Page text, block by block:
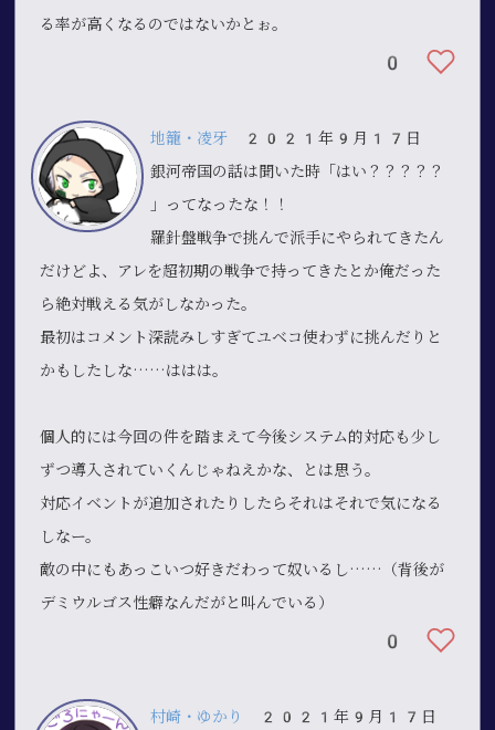
る率が高くなるのではないかとぉ。
0
地籠・凌牙 2021年9月17日
銀河帝国の話は聞いた時「はい ？？？？？
」
ってなったな！！
羅針盤戦争で挑んで派手にやられてきたん
だけどよ、アレを超初期の戦争で持ってきたとか俺だった
ら絶対戦える気がしなかった。
最初はコメント深読みしすぎてユベコ使わずに挑んだりと
かもしたしな……ははは。
個人的には今回の件を踏まえて今後システム的対応も少し
ずつ導入されていくんじゃねえかな、とは思う。
対応イベントが追加されたりしたらそれはそれで気になる
しなー。
敵の中にもあっこいつ好きだわって奴いるし……（背後が
デミウルゴス性癖なんだがと叫んでいる）
0
村崎・ゆかり
2021年9月17日